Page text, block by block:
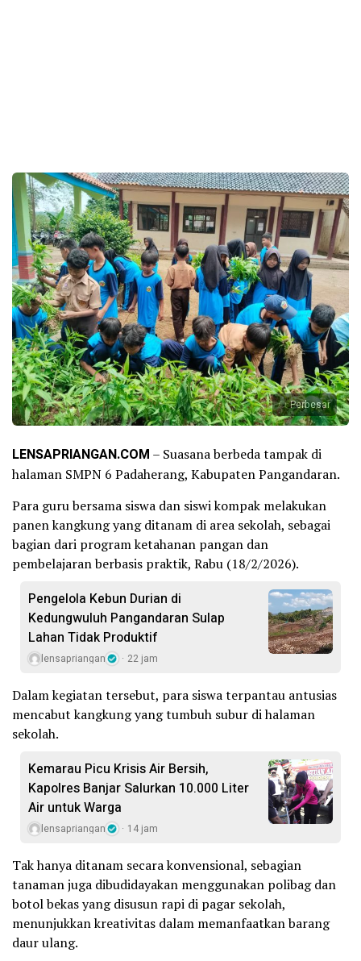
Perbesar
LENSAPRIANGAN.COM – Suasana berbeda tampak di
halaman SMPN 6 Padaherang, Kabupaten Pangandaran.
Para guru bersama siswa dan siswi kompak melakukan
panen kangkung yang ditanam di area sekolah, sebagai
bagian dari program ketahanan pangan dan
pembelajaran berbasis praktik, Rabu (18/2/2026).
Pengelola Kebun Durian di
Kedungwuluh Pangandaran Sulap
Lahan Tidak Produktif ‎
lensapriangan 22 jam
Dalam kegiatan tersebut, para siswa terpantau antusias
mencabut kangkung yang tumbuh subur di halaman
sekolah.
Kemarau Picu Krisis Air Bersih,
Kapolres Banjar Salurkan 10.000 Liter
Air untuk Warga
lensapriangan 14 jam
Tak hanya ditanam secara konvensional, sebagian
tanaman juga dibudidayakan menggunakan polibag dan
botol bekas yang disusun rapi di pagar sekolah,
menunjukkan kreativitas dalam memanfaatkan barang
daur ulang.